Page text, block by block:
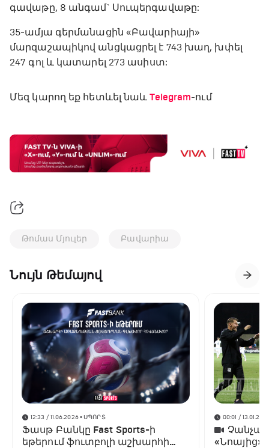
գավաթը, 8 անգամ` Սուպերգավաթը:
35-ամյա գերմանացին «Բավարիայի»
մարզաշապիկով անցկացրել է 743 խաղ, խփել
247 գոլ և կատարել 273 ասիստ:
Մեզ կարող եք հետևել նաև Telegram-ում
Թոմաս Մյուլեր Բավարիա
Նույն Թեմայով
12:33 / 11.06.2026• ՍՊՈՐՏ
Ֆասթ Բանկը Fast Sports-ի
եթերում ֆուտբոլի աշխարհի
00:01 /
«Նոայից»